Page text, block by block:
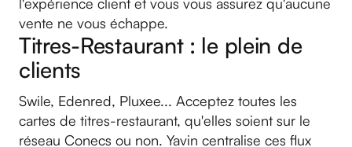
vente ne vous échappe.
Titres-Restaurant : le plein de
clients
Swile, Edenred, Pluxee... Acceptez toutes les
cartes de titres-restaurant, qu'elles soient sur le
réseau Conecs ou non. Yavin centralise ces flux